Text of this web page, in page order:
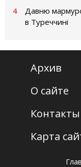
4
Давню
в Туреччині
Архив
О сайте
Контакты
Карта